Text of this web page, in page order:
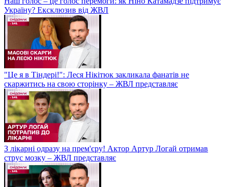
Україну? Ексклюзив від ЖВЛ
"Це я в Тіндері!": Леся Нікітюк закликала фанатів не
скаржитись на свою сторінку – ЖВЛ представляє
З лікарні одразу на прем'єру! Актор Артур Логай отримав
струс мозку – ЖВЛ представляє